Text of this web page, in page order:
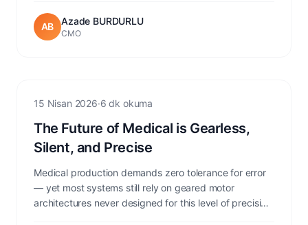
enerji vergisidir. Bu makale direkt tahrikli kalıcı
mıknatıslı motorların arkasındaki mühendisliği açıklar.
AB Azade BURDURLU
CMO
Extrusion
15 Nisan 2026·6 dk okuma
The Future of Medical is Gearless,
Silent, and Precise
Medical production demands zero tolerance for error
— yet most systems still rely on geared motor
architectures never designed for this level of precision.